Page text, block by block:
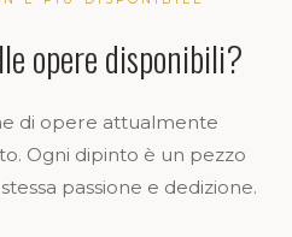
opere disponibili?
di opere attualmente
Ogni dipinto è un pezzo
passione e dedizione.